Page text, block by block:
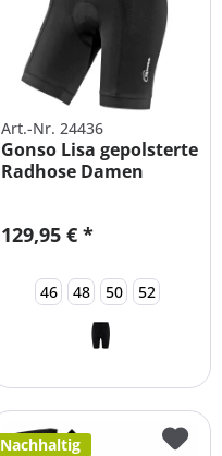
Art.-Nr. 24436
Gonso Lisa gepolsterte
Radhose Damen
129,95 € *
46 48 50 52
Nachhaltig